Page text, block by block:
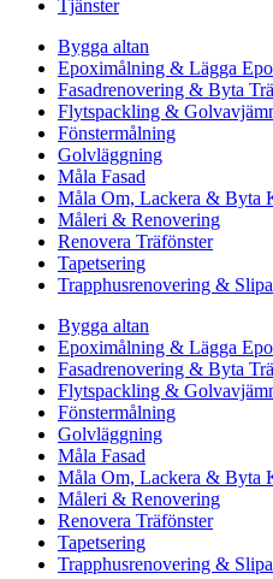
Tjänster
Bygga altan
Epoximålning & Lägga
Fasadrenovering & Byta
Flytspackling &
Fönstermålning
Golvläggning
Måla Fasad
Måla Om, Lackera & Byta
Måleri & Renovering
Renovera Träfönster
Tapetsering
Trapphusrenovering &
Bygga altan
Epoximålning & Lägga
Fasadrenovering & Byta
Flytspackling &
Fönstermålning
Golvläggning
Måla Fasad
Måla Om, Lackera & Byta
Måleri & Renovering
Renovera Träfönster
Tapetsering
Trapphusrenovering &